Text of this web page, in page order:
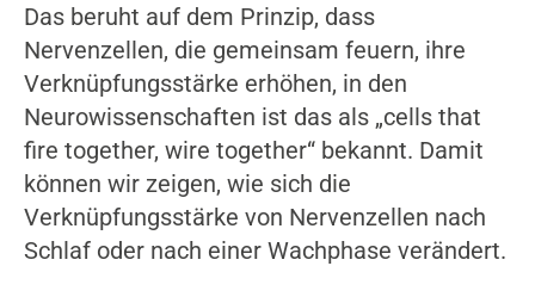
Das beruht auf dem Prinzip, dass
Nervenzellen, die gemeinsam feuern, ihre
Verknüpfungsstärke erhöhen, in den
Neurowissenschaften ist das als „cells that
fire together, wire together“ bekannt. Damit
können wir zeigen, wie sich die
Verknüpfungsstärke von Nervenzellen nach
Schlaf oder nach einer Wachphase verändert.